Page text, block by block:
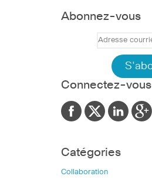
Abonnez-vous
Connectez-vous
Catégories
Collaboration